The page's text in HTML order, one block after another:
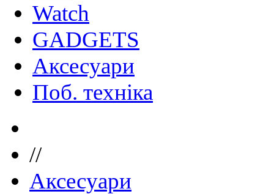
Watch
GADGETS
Аксесуари
Поб. техніка
//
Аксесуари